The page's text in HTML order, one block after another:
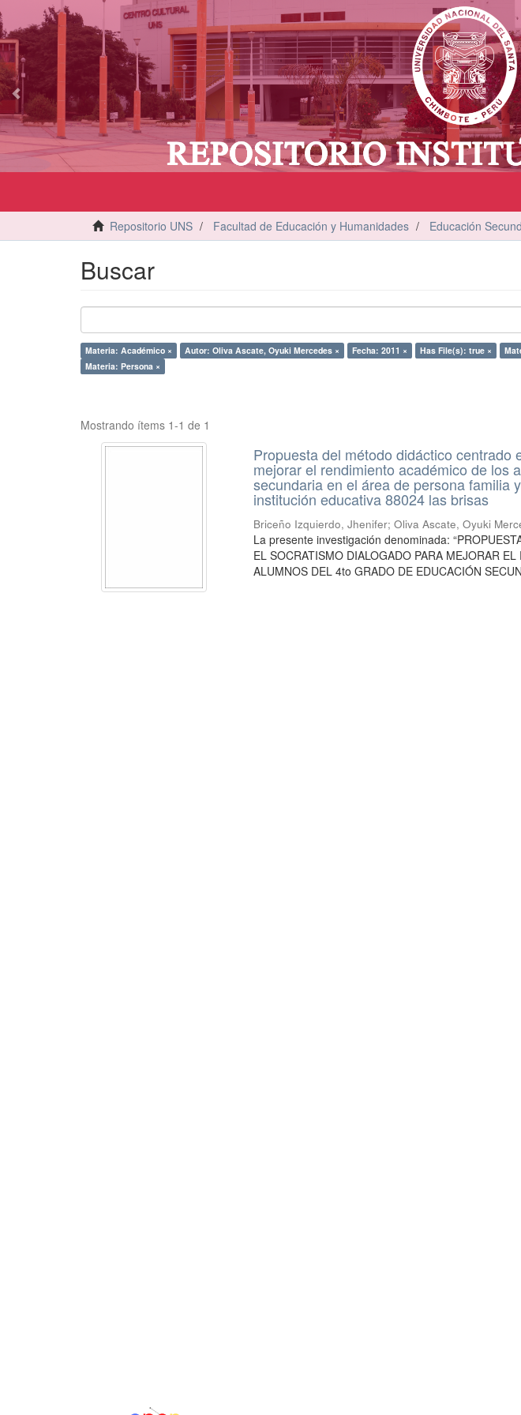
Repositorio UNS Facultad de Educación y Humanidades Educación
Buscar
Materia: Académico × Autor: Oliva Ascate, Oyuki Mercedes × Fecha: 2011 × Has File(s): true ×
Materia: Persona ×
Mostrando ítems 1-1 de 1
Propuesta del método didáctico centrado
mejorar el rendimiento académico de los
secundaria en el área de persona familia
institución educativa 88024 las brisas
Briceño Izquierdo, Jhenifer;Oliva Ascate, Oyuki
La presente investigación denominada:
EL SOCRATISMO DIALOGADO PARA MEJORAR
ALUMNOS DEL 4to GRADO DE EDUCACIÓN